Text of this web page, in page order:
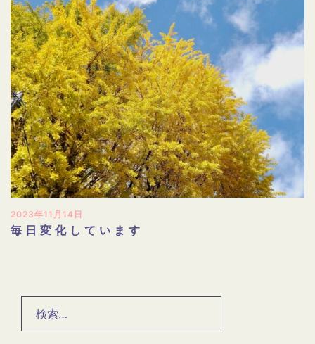
2023年11月14日
毎日変化しています
索: